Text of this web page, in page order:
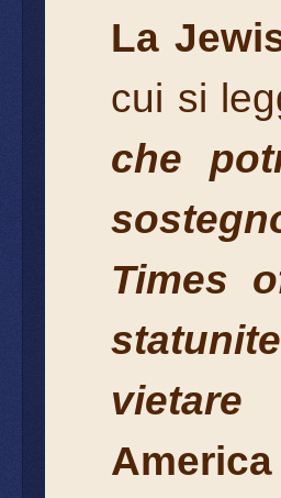
La
cui si
che
Times
vietare
America